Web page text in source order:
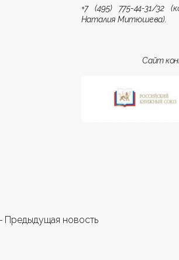
+7 (495) 775-44-31/32
Наталия Митюшева).
Сайт
Предыдущая новость